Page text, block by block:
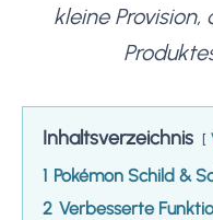
kleine
Inhaltsverzeichnis
1 Pokémon Schild &
2 Verbesserte